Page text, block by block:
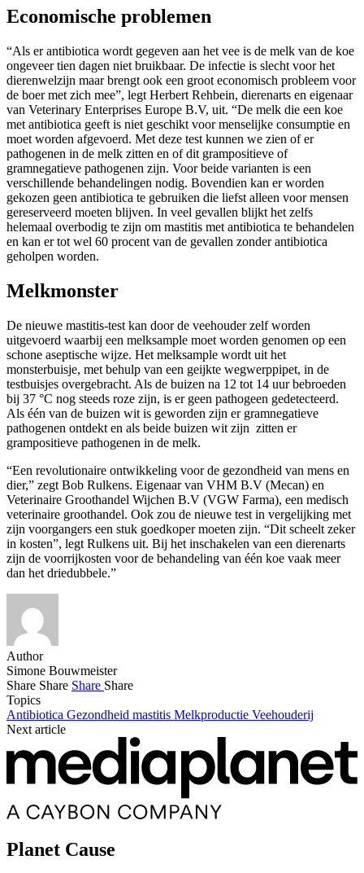
Economische problemen
“Als er antibiotica wordt gegeven aan het vee is de melk van de koe
ongeveer tien dagen niet bruikbaar. De infectie is slecht voor het
dierenwelzijn maar brengt ook een groot economisch probleem voor
de boer met zich mee”, legt Herbert Rehbein, dierenarts en eigenaar
van Veterinary Enterprises Europe B.V, uit. “De melk die een koe
met antibiotica geeft is niet geschikt voor menselijke consumptie en
moet worden afgevoerd. Met deze test kunnen we zien of er
pathogenen in de melk zitten en of dit grampositieve of
gramnegatieve pathogenen zijn. Voor beide varianten is een
verschillende behandelingen nodig. Bovendien kan er worden
gekozen geen antibiotica te gebruiken die liefst alleen voor mensen
gereserveerd moeten blijven. In veel gevallen blijkt het zelfs
helemaal overbodig te zijn om mastitis met antibiotica te behandelen
en kan er tot wel 60 procent van de gevallen zonder antibiotica
geholpen worden.
Melkmonster
De nieuwe mastitis-test kan door de veehouder zelf worden
uitgevoerd waarbij een melksample moet worden genomen op een
schone aseptische wijze. Het melksample wordt uit het
monsterbuisje, met behulp van een geijkte wegwerppipet, in de
testbuisjes overgebracht. Als de buizen na 12 tot 14 uur bebroeden
bij 37 °C nog steeds roze zijn, is er geen pathogeen gedetecteerd.
Als één van de buizen wit is geworden zijn er gramnegatieve
pathogenen ontdekt en als beide buizen wit zijn zitten er
grampositieve pathogenen in de melk.
“Een revolutionaire ontwikkeling voor de gezondheid van mens en
dier,” zegt Bob Rulkens. Eigenaar van VHM B.V (Mecan) en
Veterinaire Groothandel Wijchen B.V (VGW Farma), een medisch
veterinaire groothandel. Ook zou de nieuwe test in vergelijking met
zijn voorgangers een stuk goedkoper moeten zijn. “Dit scheelt zeker
in kosten”, legt Rulkens uit. Bij het inschakelen van een dierenarts
zijn de voorrijkosten voor de behandeling van één koe vaak meer
dan het driedubbele.”
Author
Simone Bouwmeister
Share Share Share Share
Topics
Antibiotica Gezondheid mastitis Melkproductie Veehouderij
Next article
Planet Cause